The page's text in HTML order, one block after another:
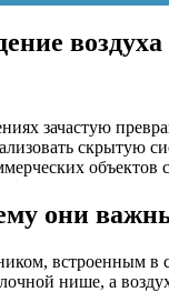
воздуха
зачастую
скрытую
они
встроенным в
нише, а